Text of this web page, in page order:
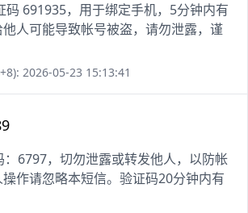
码 691935，用于绑定手机，5分钟内有
人可能导致帐号被盗，请勿泄露，谨
2026-05-23 15:13:41
：6797，切勿泄露或转发他人，以防帐
作请忽略本短信。验证码20分钟内有